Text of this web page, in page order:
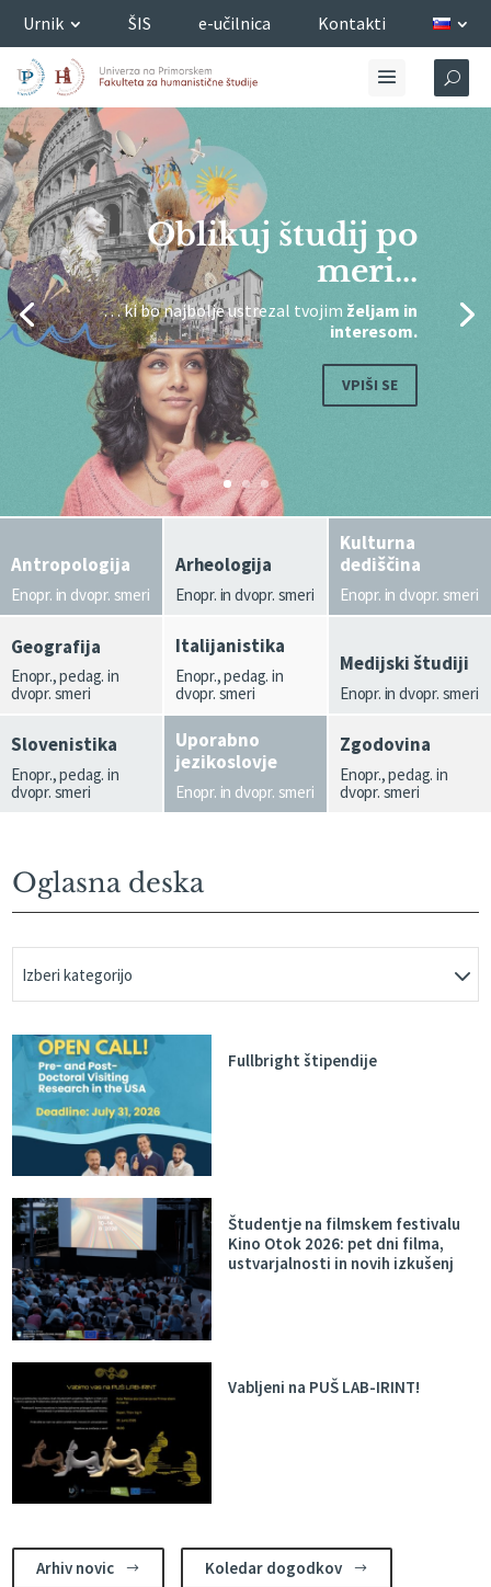
Urnik ŠIS e-učilnica Kontakti
Oblikuj študij po
meri...
… ki bo najbolje ustrezal tvojim željam in
interesom.
VPIŠI SE
Antropologija
Enopr. in dvopr. smeri
Arheologija
Enopr. in dvopr. smeri
Kulturna
dediščina
Enopr. in dvopr. smeri
Geografija
Enopr., pedag. in
dvopr. smeri
Italijanistika
Enopr., pedag. in
dvopr. smeri
Medijski študiji
Enopr. in dvopr. smeri
Slovenistika
Enopr., pedag. in
dvopr. smeri
Uporabno
jezikoslovje
Enopr. in dvopr. smeri
Zgodovina
Enopr., pedag. in
dvopr. smeri
Oglasna deska
Izberi kategorijo
Fullbright štipendije
Študentje na filmskem festivalu
Kino Otok 2026: pet dni filma,
ustvarjalnosti in novih izkušenj
Vabljeni na PUŠ LAB-IRINT!
Arhiv novic $ Koledar dogodkov $